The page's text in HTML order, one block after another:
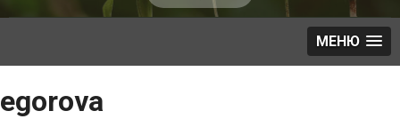
МЕНЮ
egorova